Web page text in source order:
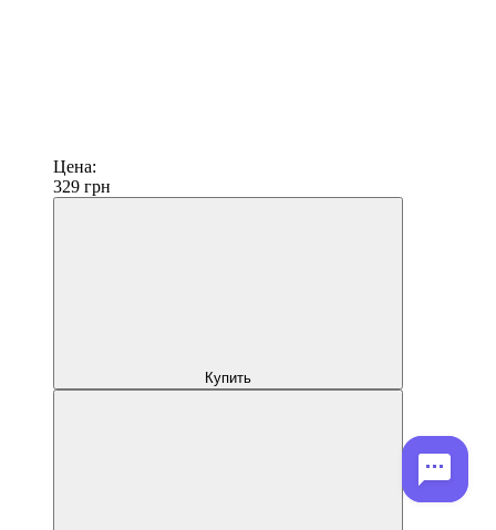
Цена:
329 грн
Купить